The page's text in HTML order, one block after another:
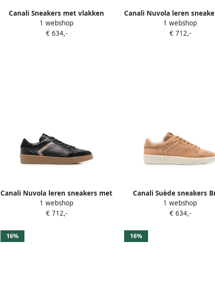
Canali Sneakers met vlakken
Blauw
1 webshop
€ 634,-
Canali Nuvola leren
vlakken Bruin
1 webshop
€ 712,-
Canali Nuvola leren sneakers met
vlakken Zwart
1 webshop
€ 712,-
Canali Suède sneakers
1 webshop
€ 634,-
16% 16%